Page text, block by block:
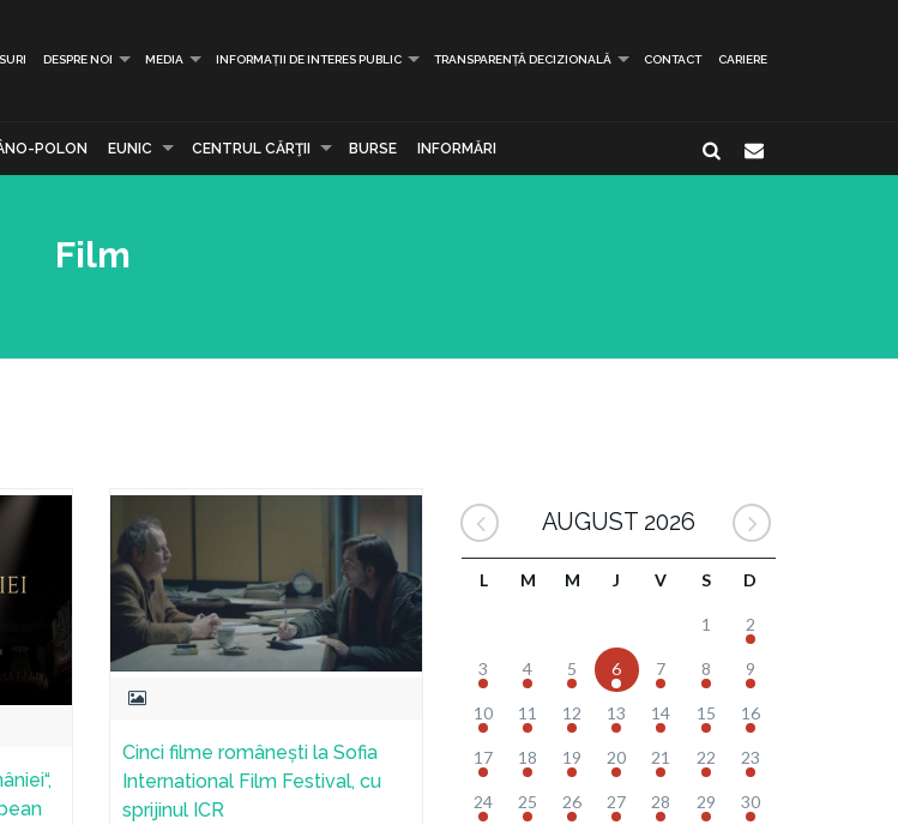
DESPRE NOI MEDIA INFORMAȚII DE INTERES PUBLIC TRANSPARENȚĂ DECIZIONALĂ CONTACT CARIERE
POLON EUNIC CENTRUL CĂRŢII BURSE INFORMĂRI
Film
Cinci filme românești la Sofia
International Film Festival, cu
sprijinul ICR
AUGUST 2026
L M M J V S D
1 2
3 4 5 6 7 8 9
10 11 12 13 14 15 16
17 18 19 20 21 22 23
24 25 26 27 28 29 30